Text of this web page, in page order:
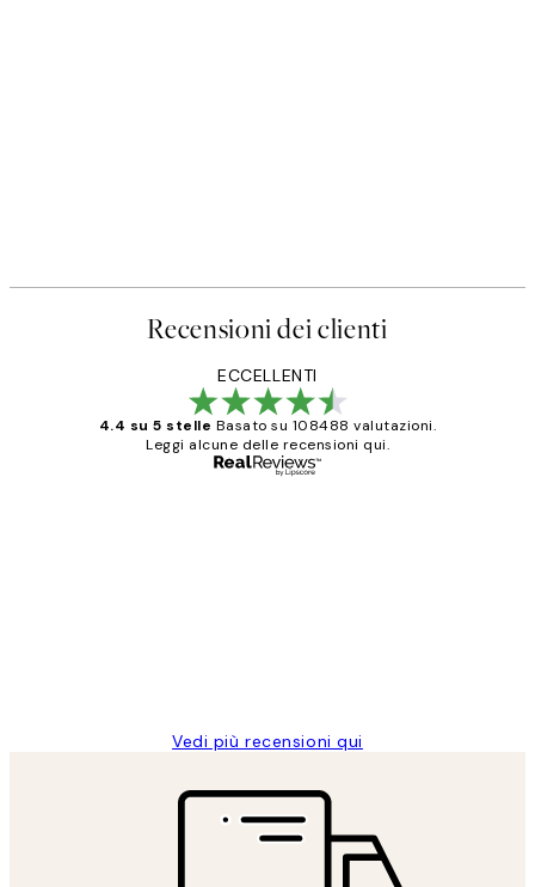
Recensioni dei clienti
ECCELLENTI
4.4 su 5 stelle Basato su 108488 valutazioni.
Leggi alcune delle recensioni qui.
Vedi più recensioni qui